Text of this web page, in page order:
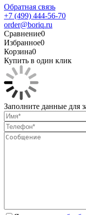
Обратная связь
+7 (499) 444-56-70
order@boriq.ru
Сравнение0
Избранное0
Корзина0
Купить в один клик
Заполните данные для